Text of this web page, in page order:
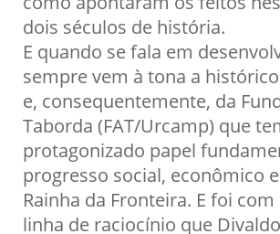
dois séculos de história.
E quando se fala em
sempre vem à tona a
e, consequentemente, da
Taborda (FAT/Urcamp) que
protagonizado papel
progresso social, econômico
Rainha da Fronteira. E foi com
linha de raciocínio que